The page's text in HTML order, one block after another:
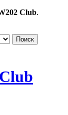
Club.